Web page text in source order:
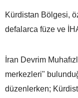
Kürdistan Bölgesi,
defalarca füze ve
İran Devrim
merkezleri"
düzenlerken;